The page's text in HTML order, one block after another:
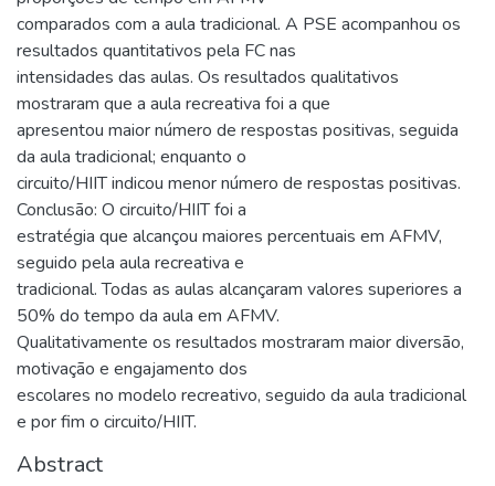
comparados com a aula tradicional. A PSE acompanhou os
resultados quantitativos pela FC nas
intensidades das aulas. Os resultados qualitativos
mostraram que a aula recreativa foi a que
apresentou maior número de respostas positivas, seguida
da aula tradicional; enquanto o
circuito/HIIT indicou menor número de respostas positivas.
Conclusão: O circuito/HIIT foi a
estratégia que alcançou maiores percentuais em AFMV,
seguido pela aula recreativa e
tradicional. Todas as aulas alcançaram valores superiores a
50% do tempo da aula em AFMV.
Qualitativamente os resultados mostraram maior diversão,
motivação e engajamento dos
escolares no modelo recreativo, seguido da aula tradicional
e por fim o circuito/HIIT.
Abstract